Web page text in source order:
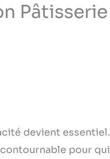
Pâtisserie
devient essentiel.
pour qui